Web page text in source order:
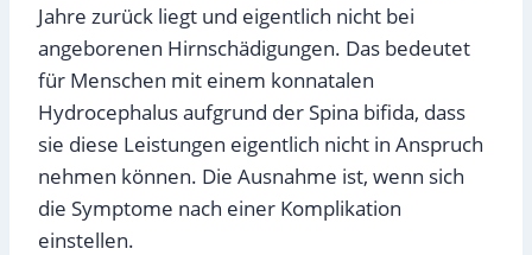
Jahre zurück liegt und eigentlich nicht bei
angeborenen Hirnschädigungen. Das bedeutet
für Menschen mit einem konnatalen
Hydrocephalus aufgrund der Spina bifida, dass
sie diese Leistungen eigentlich nicht in Anspruch
nehmen können. Die Ausnahme ist, wenn sich
die Symptome nach einer Komplikation
einstellen.